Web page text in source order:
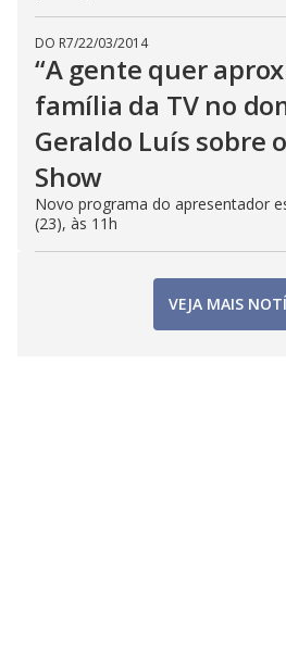
DO R7/22/03/2014
“A gente quer
família da TV no
Geraldo Luís sobre
Show
Novo programa do apresentador
(23), às 11h
VEJA MAIS